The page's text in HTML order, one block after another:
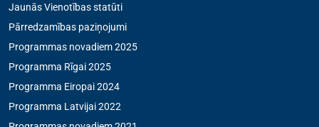
Jaunās Vienotības statūti
Pārredzamības paziņojumi
Programmas novadiem 2025
Programma Rīgai 2025
Programma Eiropai 2024
Programma Latvijai 2022